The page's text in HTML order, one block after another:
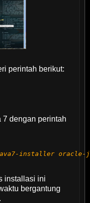
perintah berikut:
7 dengan perintah
installer
installasi ini
bergantung